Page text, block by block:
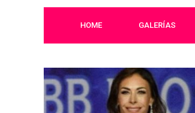
HOME GALERÍAS